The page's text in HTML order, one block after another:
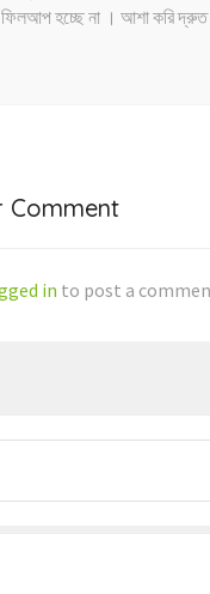
ফিলআপ হচ্ছে না । আশা করি দ্রুত
Comment
in to post a